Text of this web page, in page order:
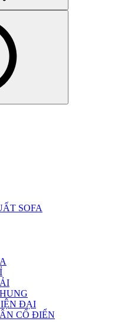
SOFA
ĐẠI
CỔ ĐIỂN